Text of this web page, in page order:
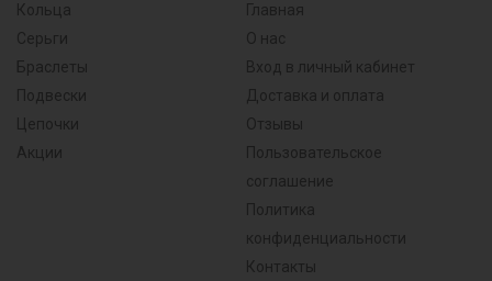
Кольца
Серьги
Браслеты
Подвески
Цепочки
Акции
Главная
О нас
Вход в личный кабинет
Доставка и оплата
Отзывы
Пользовательское
соглашение
Политика
конфиденциальности
Контакты